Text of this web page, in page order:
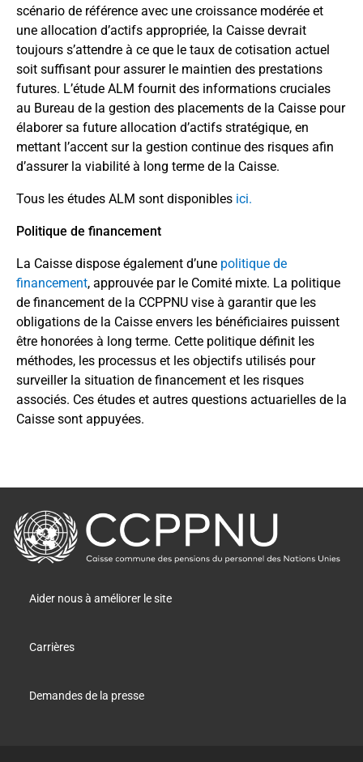
scénario de référence avec une croissance modérée et
une allocation d’actifs appropriée, la Caisse devrait
toujours s’attendre à ce que le taux de cotisation actuel
soit suffisant pour assurer le maintien des prestations
futures. L’étude ALM fournit des informations cruciales
au Bureau de la gestion des placements de la Caisse pour
élaborer sa future allocation d’actifs stratégique, en
mettant l’accent sur la gestion continue des risques afin
d’assurer la viabilité à long terme de la Caisse.
Tous les études ALM sont disponibles ici.
Politique de financement
La Caisse dispose également d’une politique de
financement, approuvée par le Comité mixte. La politique
de financement de la CCPPNU vise à garantir que les
obligations de la Caisse envers les bénéficiaires puissent
être honorées à long terme. Cette politique définit les
méthodes, les processus et les objectifs utilisés pour
surveiller la situation de financement et les risques
associés. Ces études et autres questions actuarielles de la
Caisse sont appuyées.
retour
à
la
principale
Aider nous à améliorer le site
Carrières
Demandes de la presse